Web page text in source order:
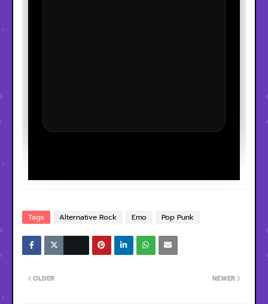
Tags Alternative Rock Emo Pop Punk
NEWER
OLDER